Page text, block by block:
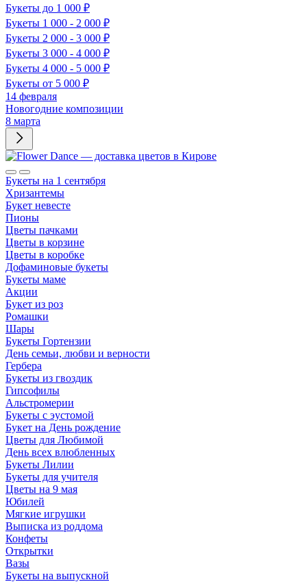
Букеты до 1 000 ₽
Букеты 1 000 - 2 000 ₽
Букеты 2 000 - 3 000 ₽
Букеты 3 000 - 4 000 ₽
Букеты 4 000 - 5 000 ₽
Букеты от 5 000 ₽
14 февраля
Новогодние композиции
8 марта
Букеты на 1 сентября
Хризантемы
Букет невесте
Пионы
Цветы пачками
Цветы в корзине
Цветы в коробке
Дофаминовые букеты
Букеты маме
Акции
Букет из роз
Ромашки
Шары
Букеты Гортензии
День семьи, любви и верности
Гербера
Букеты из гвоздик
Гипсофилы
Альстромерии
Букеты с эустомой
Букет на День рождение
Цветы для Любимой
День всех влюбленных
Букеты Лилии
Букеты для учителя
Цветы на 9 мая
Юбилей
Мягкие игрушки
Выписка из роддома
Конфеты
Открытки
Вазы
Букеты на выпускной